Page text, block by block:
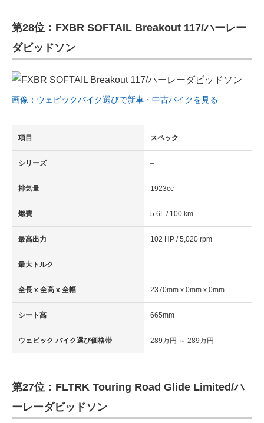
第28位：FXBR SOFTAIL Breakout 117/ハーレー
ダビッドソン
画像：ウェビックバイク選びで新車・中古バイクを見る
項目 スペック
シリーズ –
排気量 1923cc
燃費 5.6L / 100 km
最高出力 102 HP / 5,020 rpm
最大トルク
全長 x 全高 x 全幅 2370mm x 0mm x 0mm
シート高 665mm
ウェビック バイク選び価格帯 289万円 ～ 289万円
第27位：FLTRK Touring Road Glide Limited/ハ
ーレーダビッドソン